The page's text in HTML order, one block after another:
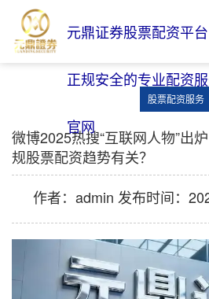
元鼎证券股票配资平台
正规安全的专业配资
官网
股票配资服务
微博2025热搜“互联网人物”出
规股票配资趋势有关？
作者：admin 发布时间：